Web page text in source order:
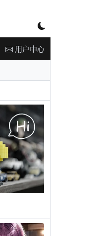
用户中心